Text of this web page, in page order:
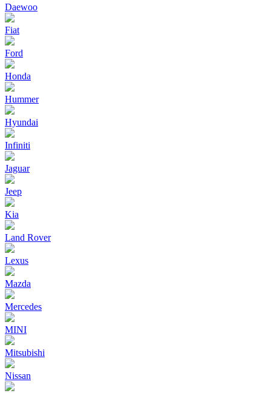
Daewoo
Fiat
Ford
Honda
Hummer
Hyundai
Infiniti
Jaguar
Jeep
Kia
Land Rover
Lexus
Mazda
Mercedes
MINI
Mitsubishi
Nissan